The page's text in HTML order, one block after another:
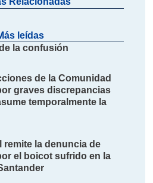
leídas
la confusión
de la Comunidad
graves discrepancias
temporalmente la
remite la denuncia de
el boicot sufrido en la